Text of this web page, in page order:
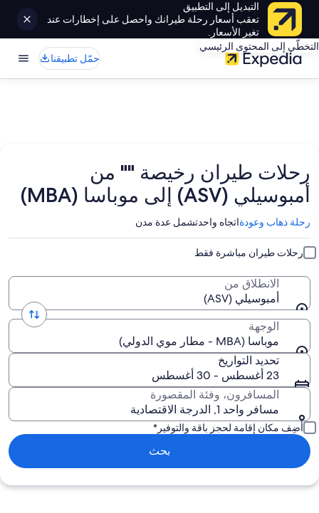
التبديل إلى التطبيق
تعقب أسعار رحلة طيرانك واحصل على إخطارات عند
تغير الأسعار.
التخطّي إلى المحتوى الرئيسي
حمّل تطبيقنا
رحلات طيران رخيصة "" من
أمبوسيلي (ASV) إلى موباسا (MBA)
رحلة ذهاب وعودةاتجاه واحدتشمل عدة مدن
رحلات طيران مباشرة فقط
الانطلاق من
أمبوسيلي (ASV)
الوجهة
موباسا (MBA - مطار موي الدولي)
تحديد التواريخ
23 أغسطس - 30 أغسطس
المسافرون، وفئة المقصورة
مسافر واحد 1, الدرجة الاقتصادية
أضِف مكان إقامة لحجز باقة والتوفير*
بحث